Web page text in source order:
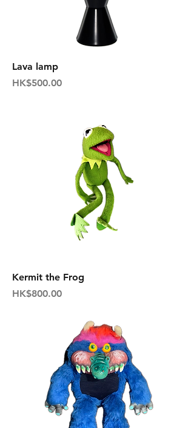
Lava lamp
価格
HK$500.00
Kermit the Frog
価格
HK$800.00